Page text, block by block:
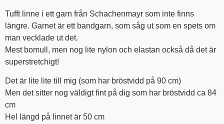
Tufft linne i ett garn från Schachenmayr som inte finns
längre. Garnet är ett bandgarn, som såg ut som en spets om
man vecklade ut det.
Mest bomull, men nog lite nylon och elastan också då det är
superstretchigt!
Det är lite lite till mig (som har bröstvidd på 90 cm)
Men det sitter nog väldigt fint på dig som har bröstvidd ca 84
cm
Hel längd på linnet är 50 cm